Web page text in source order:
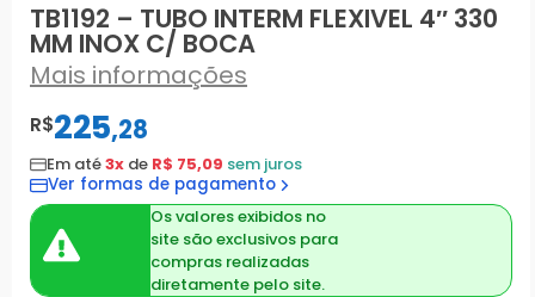
TB1192 – TUBO INTERM FLEXIVEL 4″ 330
MM INOX C/ BOCA
Mais informações
R$225,28
Em até3x de R$ 75,09 sem juros
Ver formas de pagamento
Os valores exibidos no
site são exclusivos para
compras realizadas
diretamente pelo site.